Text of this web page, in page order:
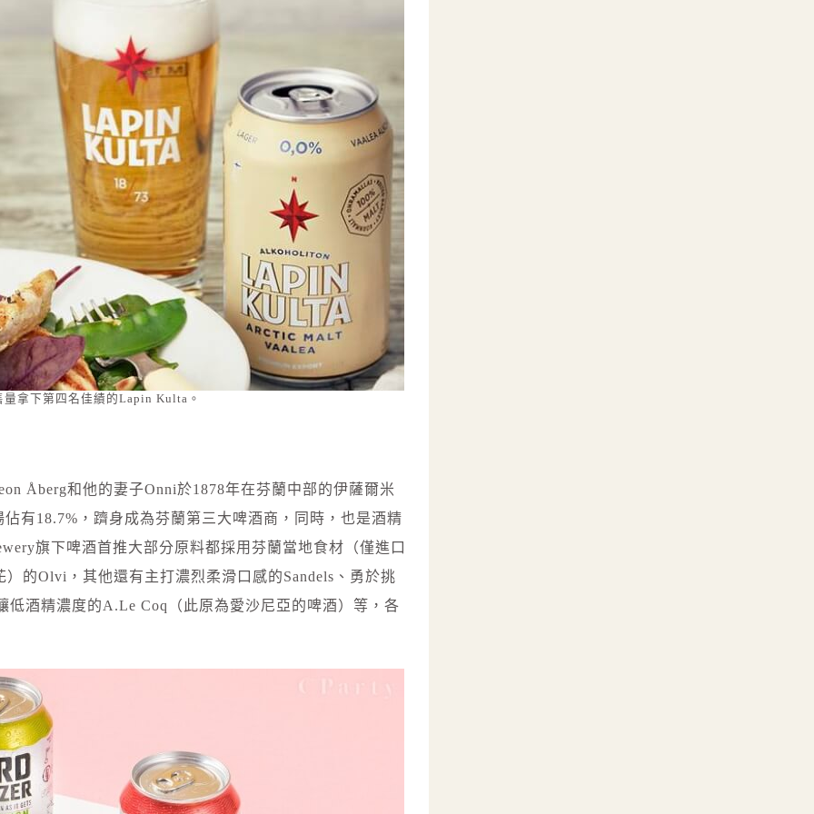
量拿下第四名佳績的Lapin Kulta。
Åberg和他的妻子Onni於1878年在芬蘭中部的伊薩爾米
有18.7%，躋身成為芬蘭第三大啤酒商，同時，也是酒精
旗下啤酒首推大部分原料都採用芬蘭當地食材（僅進口
的Olvi，其他還有主打濃烈柔滑口感的Sandels、勇於挑
低酒精濃度的A.Le Coq（此原為愛沙尼亞的啤酒）等，各